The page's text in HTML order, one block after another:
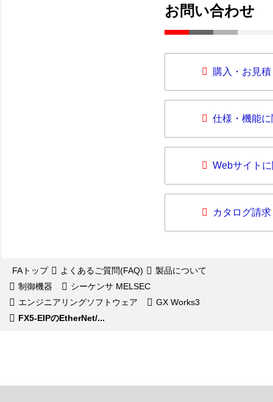
お問い合わせ
購入・お見
仕様・機能
Webサイト
カタログ請求
FAトップ よくあるご質問(FAQ)
製品について
制御機器
シーケンサ MELSEC
エンジニアリングソフトウェア
GX Works3
FX5-EIPのEtherNet/...